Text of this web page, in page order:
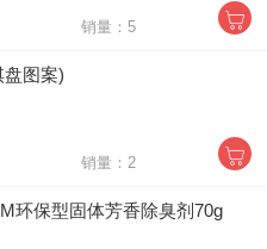
销量：5
图案)
销量：2
环保型固体芳香除臭剂70g